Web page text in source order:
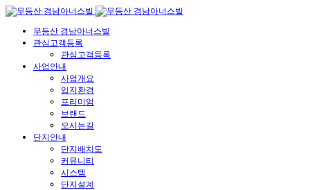
무등산 경남아너스빌
관심고객등록
관심고객등록
사업안내
사업개요
입지환경
프리미엄
브랜드
오시는길
단지안내
단지배치도
커뮤니티
시스템
단지설계